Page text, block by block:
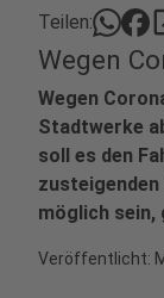
Teilen:
Wegen
Wegen
Stadtwerke
soll es den
zusteigenden
möglich sein,
Veröffentlicht: